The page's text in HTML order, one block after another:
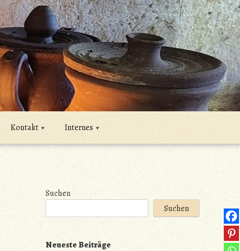
Kontakt Internes
Suchen
Suchen
Neueste Beiträge